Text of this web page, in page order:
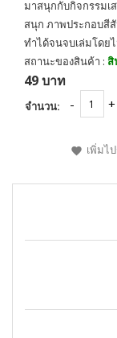
มาสนุกกับกิจกรรมเ
สนุก ภาพประกอบสี
ทำได้จนจบเล่มโดย
สถานะของสินค้า : สิ
49 บาท
จำนวน:
เพิ่มไ